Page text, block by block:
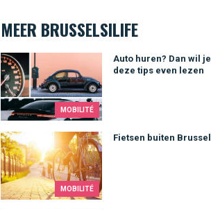
MEER BRUSSELSILIFE
MOBILITÉ
Auto huren? Dan wil je
deze tips even lezen
Auto huren? Dan wil je deze tips even lezen
MOBILITÉ
Fietsen buiten Brussel
Fietsen buiten Brussel